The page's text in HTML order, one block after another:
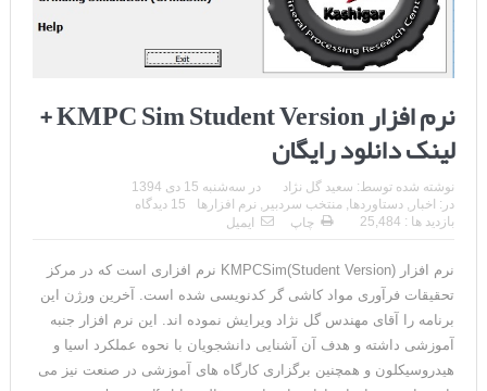
نرم افزار KMPC Sim Student Version +
لینک دانلود رایگان
نوشته شده توسط: سعید گل نژاد در سه‌شنبه 15 دی 1394
در: اخبار , دستاوردها, منتخب سردبیر , نرم افزارها
15 دیدگاه
بازدید ها : 25,484
چاپ ایمیل
نرم افزار (KMPCSim(Student Version نرم افزاری است که در مرکز
تحقیقات فرآوری مواد کاشی گر کدنویسی شده است. آخرین ورژن این
برنامه را آقای مهندس گل نژاد ویرایش نموده اند. این نرم افزار جنبه
آموزشی داشته و هدف آن آشنایی دانشجویان با نحوه عملکرد اسیا و
هیدروسیکلون و همچنین برگزاری کارگاه های آموزشی در صنعت نیز می